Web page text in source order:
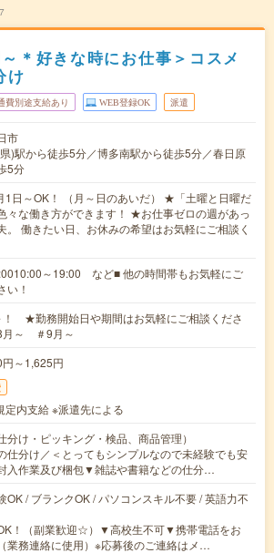
＊好きな時にお仕事＞コスメ
け
費別途支給あり WEB登録OK 派遣
市
)駅から徒歩5分／博多南駅から徒歩5分／春日原
5分
1日～OK！ （月～日のあいだ） ★「土曜と日曜だ
々な働き方ができます！ ★お仕事ゼロの週があっ
。 働きたい日、お休みの希望はお気軽にご相談く
～19:00 など■ 他の時間帯もお気軽にご
い！
！ ★勤務開始日や期間はお気軽にご相談くださ
～ ＃9月～
～1,625円
定内支給 ※派遣先による
分け・ピッキング・検品、商品管理）
仕分け／＜とってもシンプルなので未経験でも安
入作業及び梱包▼雑誌や書籍などの仕分…
OK / ブランクOK / パソコンスキル不要 / 英語力不
！（副業歓迎☆）▼高校生不可▼携帯電話をお
業務連絡に使用）※応募後のご連絡はメ…